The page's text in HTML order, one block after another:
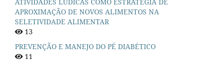
APROXIMAÇÃO DE NOVOS ALIMENTOS NA
SELETIVIDADE ALIMENTAR
13
PREVENÇÃO E MANEJO DO PÉ DIABÉTICO
11